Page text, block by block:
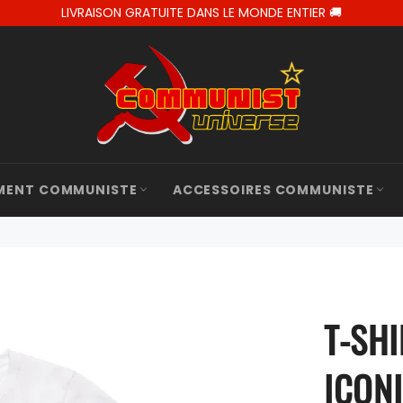
LIVRAISON GRATUITE DANS LE MONDE ENTIER 🚚
COMMUNISTE ACCESSOIRES COMMUNISTE
T-